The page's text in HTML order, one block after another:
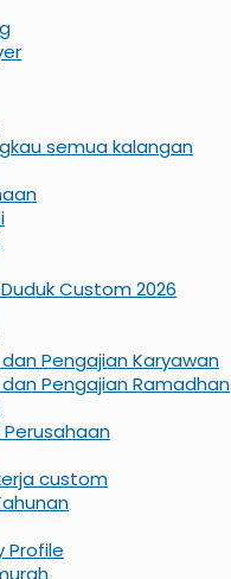
semua kalangan
Custom 2026
Pengajian Karyawan
Pengajian Ramadhan
Perusahaan
custom
Profile